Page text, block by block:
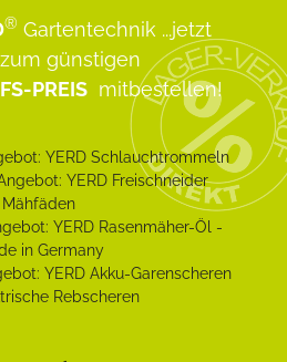
® Gartentechnik ...jetzt
günstigen
PREIS mitbestellen!